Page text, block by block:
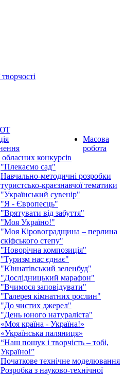
Масова
робота
конкурсів
"Плекаємо сад"
Навчально-методичні розробки
туристсько-краєзнавчої тематики
"Український сувенір"
"Я - Європеєць"
"Врятувати від забуття"
"Моя Україно!"
"Моя Кіровоградщина – перлина
скіфського степу"
"Новорічна композиція"
"Туризм нас єднає"
"Юннатівський зеленбуд"
"Дослідницький марафон"
"Вчимося заповідувати"
"Галерея кімнатних рослин"
"До чистих джерел"
"День юного натураліста"
«Моя країна - Україна!»
«Українська паляниця»
“Наш пошук і творчість – тобі,
Україно!”
Початкове технічне моделювання
Розробка з науково-технічної